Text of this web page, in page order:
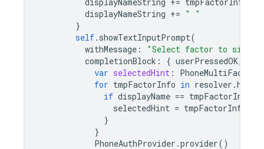
displayNameString += " "
}
self. showTextInputPrompt(
withMessage :
"Select factor to sign
completionBlock : { userPressedOK,
var selectedHint :
for tmpFactorInfo in resolver .hints
if displayName == tmpFactorInfo
selectedHint = tmpFactorInfo
}
}
PhoneAuthProvider .provider()